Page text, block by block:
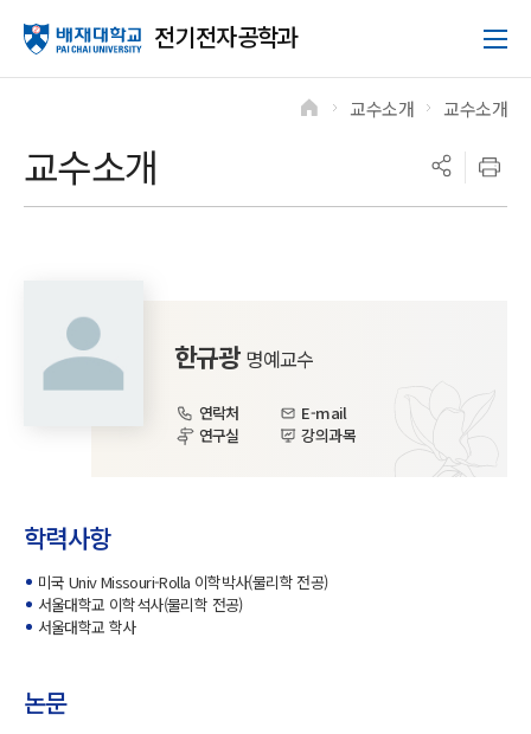
전기전자공학과
교수소개
교수소개 교수소개
한규광 명예교수
연락처
E-mail
연구실
강의과목
학력사항
미국 Univ Missouri-Rolla 이학박사(물리학 전공)
서울대학교 이학석사(물리학 전공)
서울대학교 학사
논문